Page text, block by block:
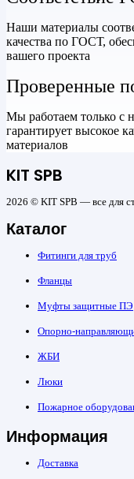
Наши материалы
качества по ГОСТ,
вашего проекта
Проверенные
Мы работаем только с
гарантирует высокое
материалов
KIT SPB
2026 © KIT SPB — все для
Каталог
Фитинги для труб
Фланцы
Муфты защитные ПЭ
Опорно-
ЖБИ
Люки
Пожарное
Информация
Доставка